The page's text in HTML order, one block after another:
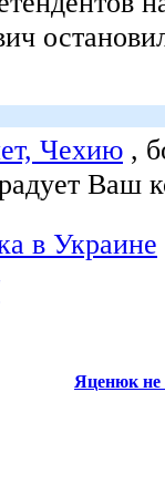
Чехию ,
Ваш
в Украине
Яценюк не